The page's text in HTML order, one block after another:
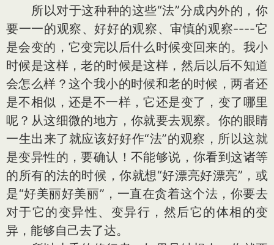
所以对于这种种的这些“法”分成内外的，你
要一一的观察、好好的观察、审慎的观察----它
是会变的，它变完以后什么时候变回来的。我小
时候是这样，老的时候是这样，然后以后不知道
会怎么样？这个我小的时候和老的时候，两者还
是不相似，还是不一样，它还是变了，变了哪里
呢？从这细微的地方，你就要去观察。你的眼睛
一生出来了就应该好好作“法”的观察，所以这就
是变异性的，要确认！不能够说，你看到这诸等
的所有的法的时候，你就想“好漂亮好漂亮”，或
是“好美丽好美丽”，一直在贪着这个法，你要去
对于它的变异性、变异行，然后它的体相的变
异，能够自己去了达。